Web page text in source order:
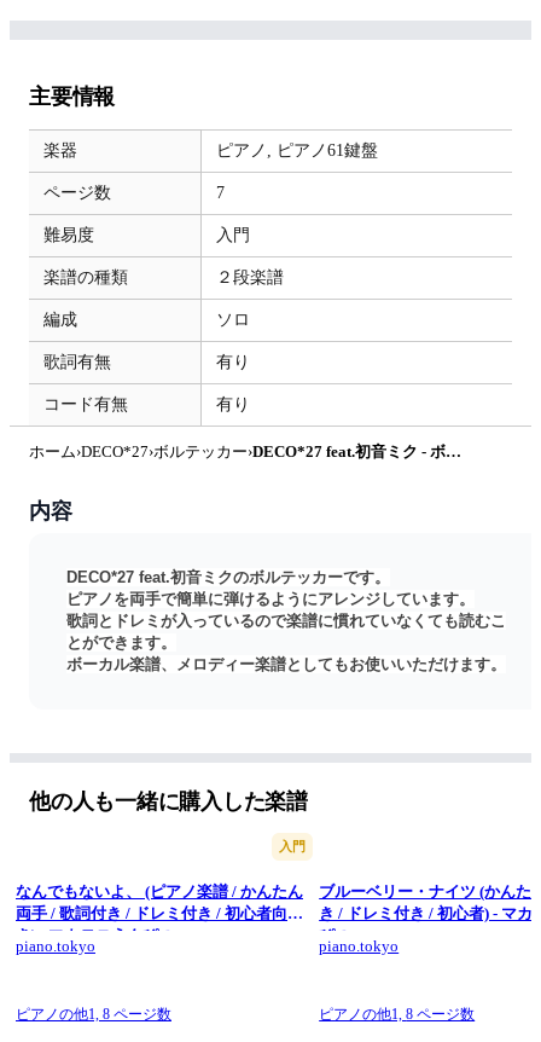
主要情報
楽器 ピアノ, ピアノ61鍵盤
ページ数 7
難易度 入門
楽譜の種類 ２段楽譜
編成 ソロ
歌詞有無 有り
コード有無 有り
ホーム›DECO*27›ボルテッカー› DECO*27 feat.初音ミク - ボルテッカー (かんたん / 歌詞付き / ドレミ付き / 初心者) by piano.tokyo
内容
DECO*27 feat.初音ミクのボルテッカーです。
ピアノを両手で簡単に弾けるようにアレンジしています。
歌詞とドレミが入っているので楽譜に慣れていなくても読むこ
とができます。
ボーカル楽譜、メロディー楽譜としてもお使いいただけます。
他の人も一緒に購入した楽譜
入門
なんでもないよ、 (ピアノ楽譜 / かんたん
両手 / 歌詞付き / ドレミ付き / 初心者向
き) - マカロニえんぴつ
piano.tokyo
ピアノの他1, 8 ページ数
ブルーベリー・ナイツ (かんた
き / ドレミ付き / 初心者) - マカ
ぴつ
piano.tokyo
ピアノの他1,8 ページ数